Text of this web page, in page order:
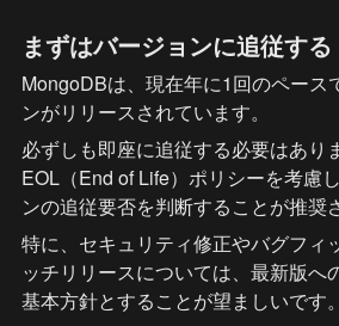
まずはバージョンに追従する
MongoDBは、現在年に1回のペース
ンがリリースされています。
必ずしも即座に追従する必要はあり
EOL（End of Life）ポリシーを考慮
ンの追従要否を判断することが推奨
特に、セキュリティ修正やバグフィ
ッチリリースについては、最新版へ
基本方針とすることが望ましいです。